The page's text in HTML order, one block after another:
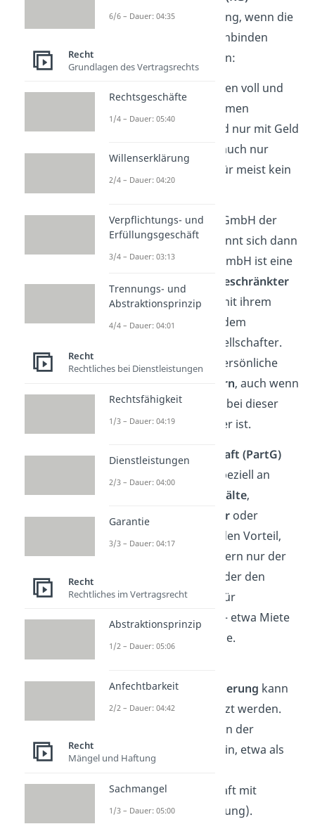
DieKG ist eine gute Lösung, wenn die
einbinden
wollen. Es gibt zwei Rollen:
haften voll und
führen das Unternehmen
sind nur mit Geld
beteiligt und haften auch nur
damit. Sie haben dafür meist kein
In der Praxis ist oft eine GmbH der
Komplementär — das nennt sich dann
„GmbH & Co. KG“
. Eine GmbH ist eine
Kapitalgesellschaft mit
beschränkter
Haftung: Sie haftet nur mit ihrem
Stammkapital, nicht mit dem
Privatvermögen der Gesellschafter.
Dadurch lässt sich das persönliche
Risiko deutlich verringern, auch wenn
der steuerliche Aufwand bei dieser
Konstruktion etwas höher ist.
Partnerschaftsgesellschaft (PartG)
richtet sich speziell an
Freiberufler — etwa
Anwälte,
Architekten
Handwerker oder
. Sie bietet den Vorteil,
dass bei beruflichen Fehlern nur der
jeweilige Partner haftet, der den
Auftrag bearbeitet hat. Für
gemeinsame Schulden — etwa Miete
oder Kredite — haften alle.
Berufshaftpflichtversicherung kann
die Haftung aber begrenzt werden.
Dann muss das im Namen der
Gesellschaft kenntlich sein, etwa als
Partnerschaftsgesellschaft mit
beschränkter Berufshaftung).
6/6 – Dauer: 04:35
Recht
Grundlagen des Vertragsrechts
Rechtsgeschäfte
1/4 – Dauer: 05:40
Willenserklärung
2/4 – Dauer: 04:20
Verpflichtungs- und
Erfüllungsgeschäft
3/4 – Dauer: 03:13
Trennungs- und
Abstraktionsprinzip
4/4 – Dauer: 04:01
Recht
Rechtliches bei Dienstleistungen
Rechtsfähigkeit
1/3 – Dauer: 04:19
Dienstleistungen
2/3 – Dauer: 04:00
Garantie
3/3 – Dauer: 04:17
Recht
Rechtliches im Vertragsrecht
Abstraktionsprinzip
1/2 – Dauer: 05:06
Anfechtbarkeit
2/2 – Dauer: 04:42
Recht
Mängel und Haftung
Sachmangel
1/3 – Dauer: 05:00